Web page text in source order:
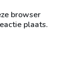
browser
plaats.